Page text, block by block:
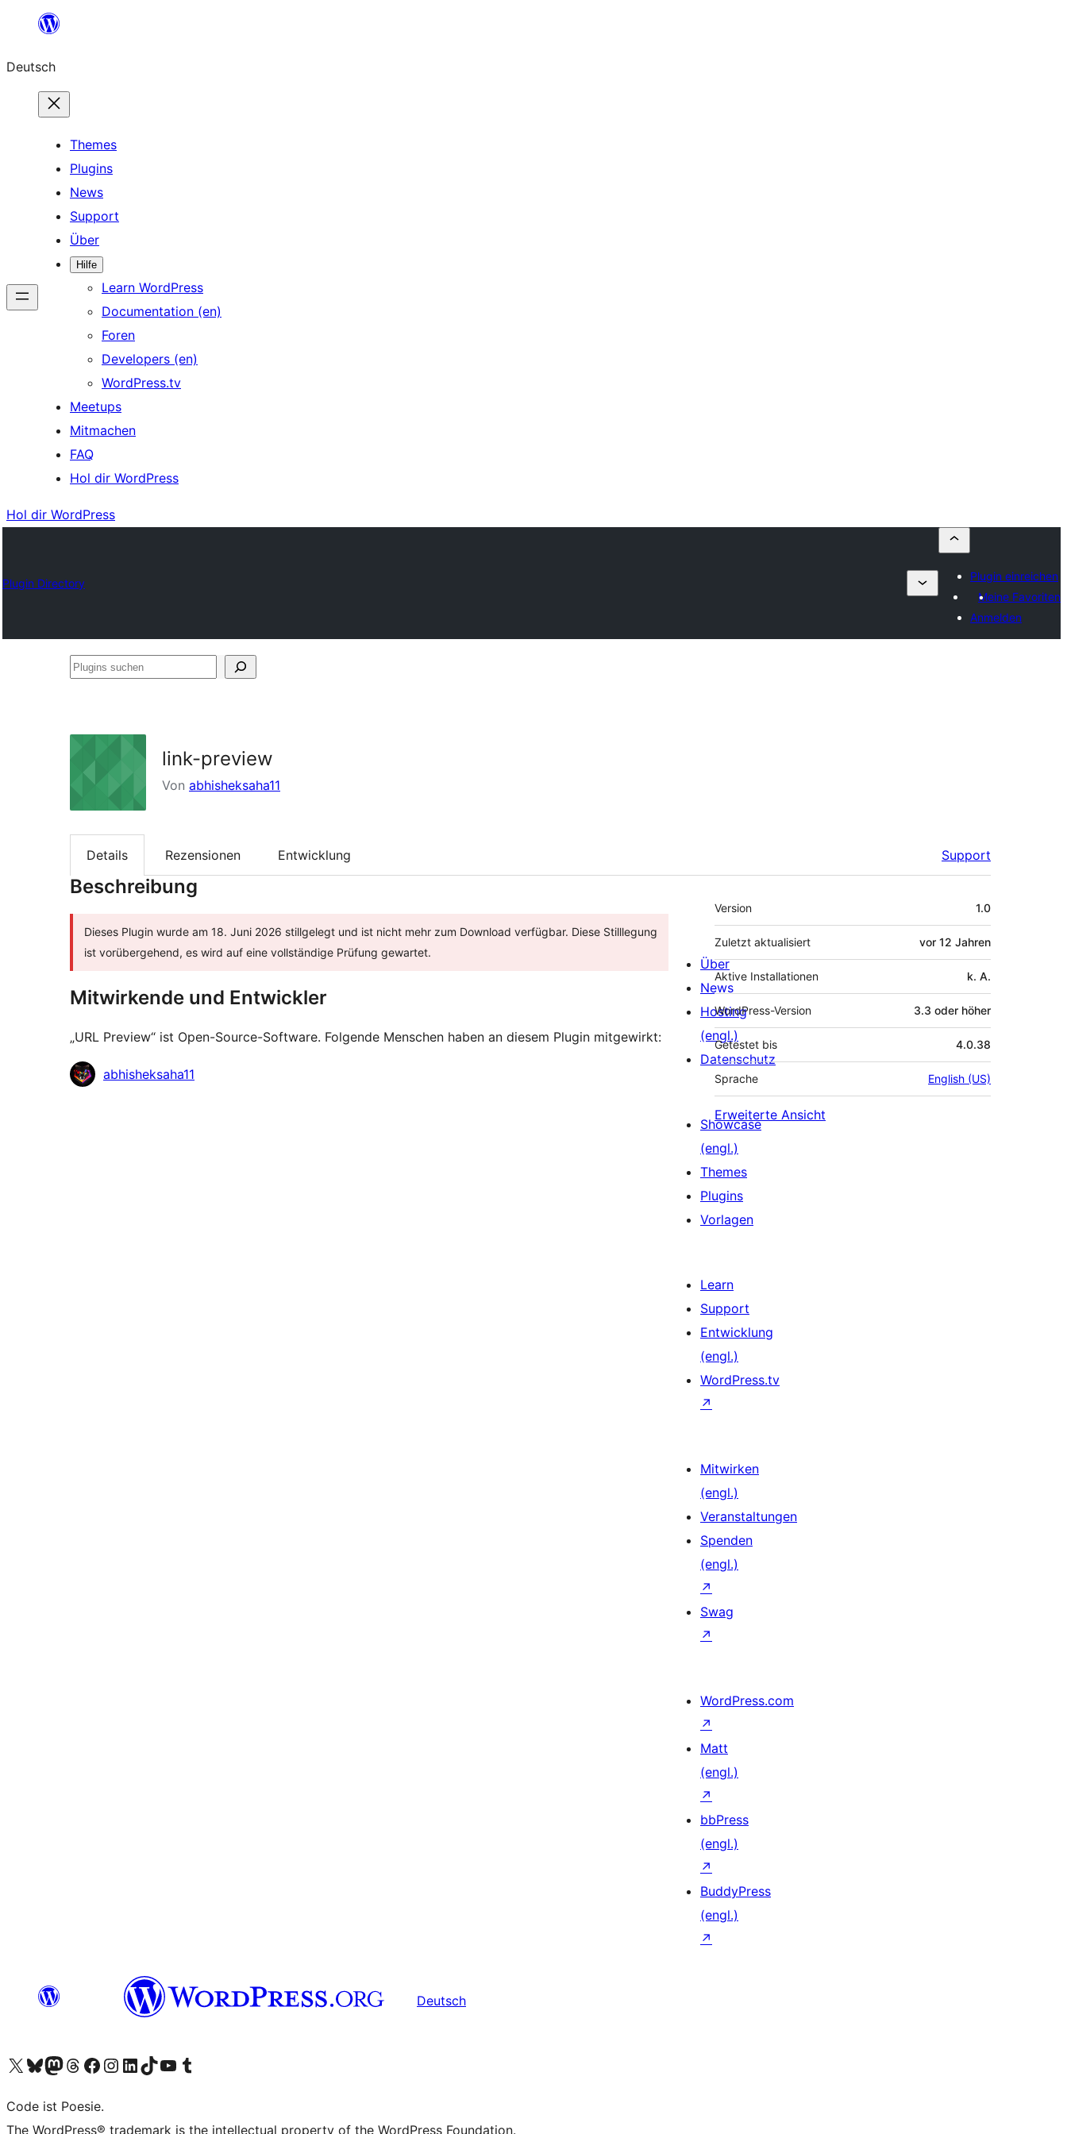
springen
Deutsch
Themes
Plugins
News
Support
Über
Hilfe
Learn WordPress
Documentation (en)
Foren
Developers (en)
WordPress.tv
Meetups
Mitmachen
FAQ
Hol dir WordPress
Hol dir WordPress
Plugin Directory
Plugin einreichen
Meine Favoriten
Anmelden
Plugins
link-preview
Von abhisheksaha11
Details Rezensionen Entwicklung Support
Beschreibung
Dieses Plugin wurde am 18. Juni 2026 stillgelegt und ist nicht mehr zum Download verfügbar. Diese Stilllegung
ist vorübergehend, es wird auf eine vollständige Prüfung gewartet.
Mitwirkende und Entwickler
„URL Preview“ ist Open-Source-Software. Folgende Menschen haben an diesem Plugin mitgewirkt:
Mitwirkende
abhisheksaha11
Meta
Version 1.0
Zuletzt aktualisiert vor 12 Jahren
Aktive Installationen k. A.
WordPress-Version 3.3 oder höher
Getestet bis 4.0.38
Sprache English (US)
Erweiterte Ansicht
Über
News
Hosting
(engl.)
Datenschutz
Showcase
(engl.)
Themes
Plugins
Vorlagen
Learn
Support
Entwicklung
(engl.)
WordPress.tv
↗
Mitwirken
(engl.)
Veranstaltungen
Spenden
(engl.)
↗
Swag
↗
WordPress.com
↗
Matt
(engl.)
↗
bbPress
(engl.)
↗
BuddyPress
(engl.)
↗
Deutsch
Unser X-Konto (früher Twitter) besuchen
Unser Bluesky-Konto besuchen
Unser Mastodon-Konto besuchen
Unser Threads-Konto besuchen
Unsere Facebook-Seite besuchen
Unser Instagram-Konto besuchen
Unser LinkedIn-Konto besuchen
Unser TikTok-Konto besuchen
Unseren YouTube-Kanal besuchen
Unser Tumblr-Konto besuchen
Code ist Poesie.
The WordPress® trademark is the intellectual property of the WordPress Foundation.